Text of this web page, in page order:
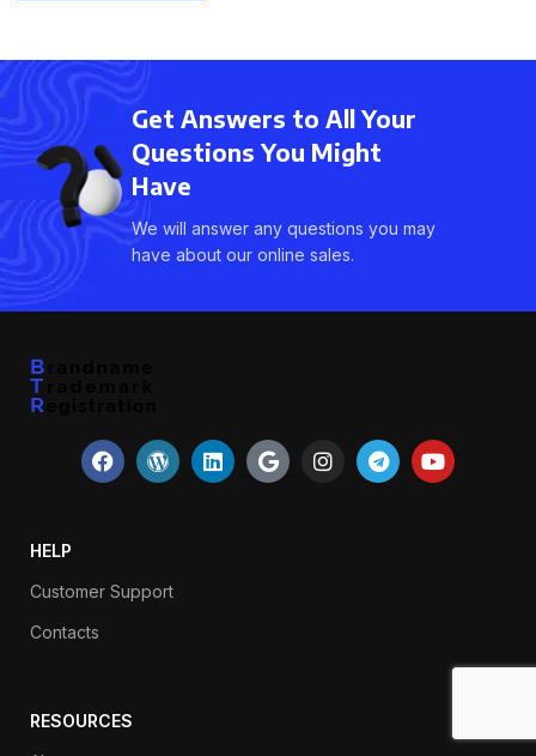
Get Answers to All Your
Questions You Might
Have
We will answer any questions you may
have about our online sales.
HELP
Customer Support
Contacts
RESOURCES